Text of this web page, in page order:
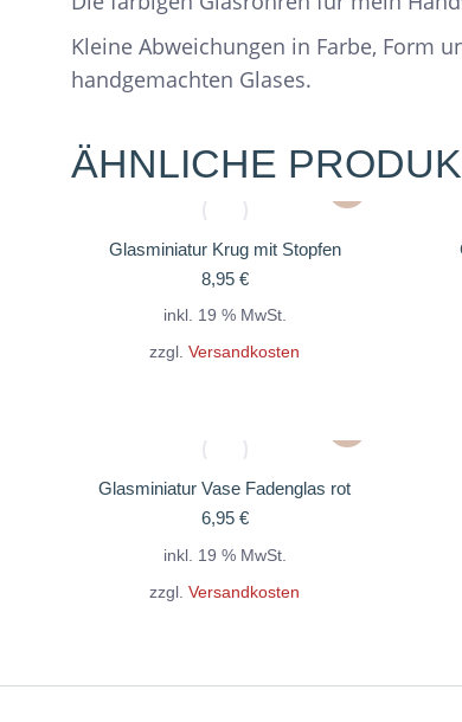
Kleine Abweichungen in Farbe, Form
handgemachten Glases.
ÄHNLICHE
Glasminiatur Krug mit Stopfen
8,95 €
inkl. 19 % MwSt.
zzgl. Versandkosten
Glasminiatur Vase Fadenglas rot
6,95 €
inkl. 19 % MwSt.
zzgl. Versandkosten